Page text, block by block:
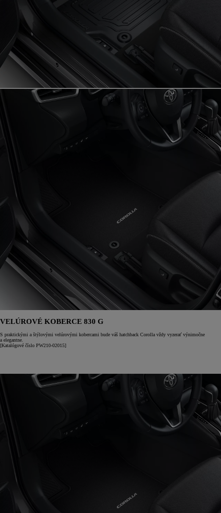
VELÚROVÉ KOBERCE 830 G
S praktickými a štýlovými velúrovými kobercami bude váš hatchback Corolla vždy vyzerať výnimočne
a elegantne.
[Katalógové číslo PW210-02015]